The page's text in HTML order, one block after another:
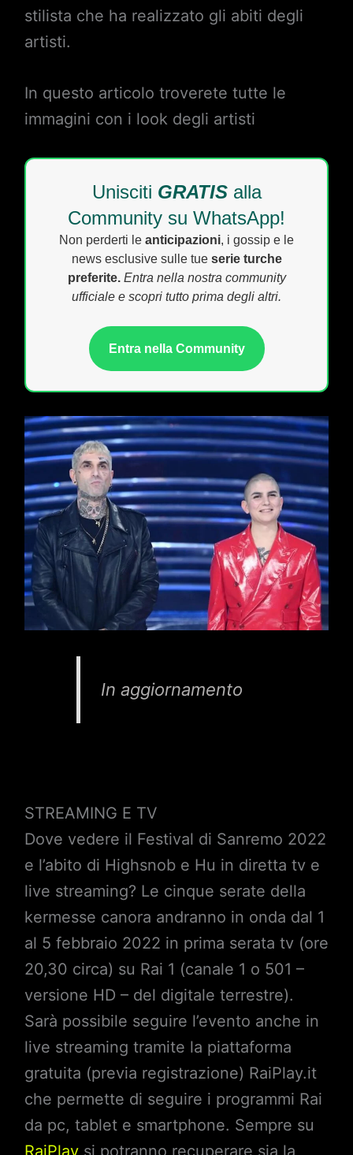
stilista che ha realizzato gli abiti degli
artisti.
In questo articolo troverete tutte le
immagini con i look degli artisti
Unisciti GRATISalla
Community su WhatsApp!
Non perderti le anticipazioni, i gossip e le
news esclusive sulle tue serie turche
preferite. Entra nella nostra community
ufficiale e scopri tutto prima degli altri.
Entra nella Community
In aggiornamento
STREAMING E TV
Dove vedere il Festival di Sanremo 2022
e l’abito di Highsnob e Hu in diretta tv e
live streaming? Le cinque serate della
kermesse canora andranno in onda dal 1
al 5 febbraio 2022 in prima serata tv (ore
20,30 circa) su Rai 1 (canale 1 o 501 –
versione HD – del digitale terrestre).
Sarà possibile seguire l’evento anche in
live streaming tramite la piattaforma
gratuita (previa registrazione) RaiPlay.it
che permette di seguire i programmi Rai
da pc, tablet e smartphone. Sempre su